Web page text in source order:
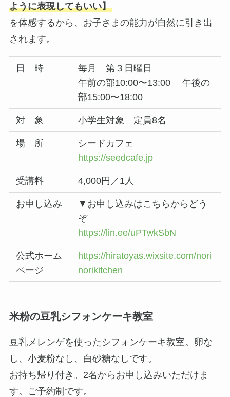
ように表現してもいい】
を体感するから、お子さまの能力が自然に引き出
されます。
日 時
毎月 第３日曜日
午前の部10:00〜13:00 午後の
部15:00〜18:00
対 象 小学生対象 定員8名
場 所
シードカフェ
https://seedcafe.jp
受講料 4,000円／1人
お申し込み
▼お申し込みはこちらからどう
ぞ
https://lin.ee/uPTwkSbN
公式ホーム
ページ
https://hiratoyas.wixsite.com/nori
norikitchen
米粉の豆乳シフォンケーキ教室
豆乳メレンゲを使ったシフォンケーキ教室。卵な
し、小麦粉なし、白砂糖なしです。
お持ち帰り付き。2名からお申し込みいただけま
す。ご予約制です。